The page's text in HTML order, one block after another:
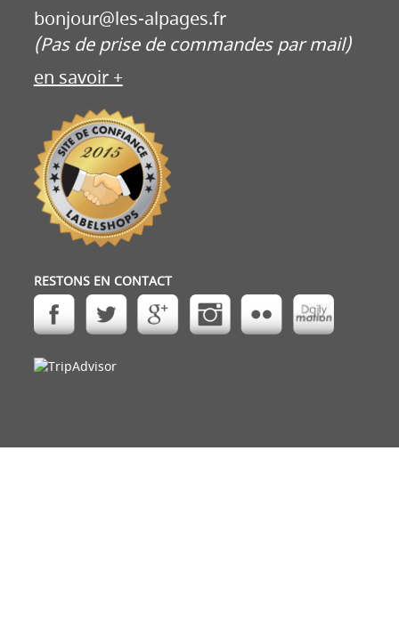
bonjour@les-alpages.fr
(Pas de prise de commandes par mail)
en savoir +
RESTONS EN CONTACT